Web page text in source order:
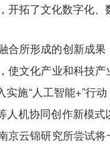
拓了文化数字化、
所形成的创新成
文化产业和科技
施“人工智能+”行
机协同创作新模
云锦研究所尝试